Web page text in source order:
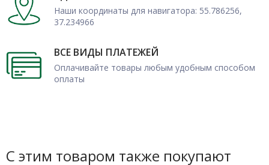
Наши координаты для навигатора: 55.786256,
37.234966
ВСЕ ВИДЫ ПЛАТЕЖЕЙ
Оплачивайте товары любым удобным способом
оплаты
С этим товаром также покупают